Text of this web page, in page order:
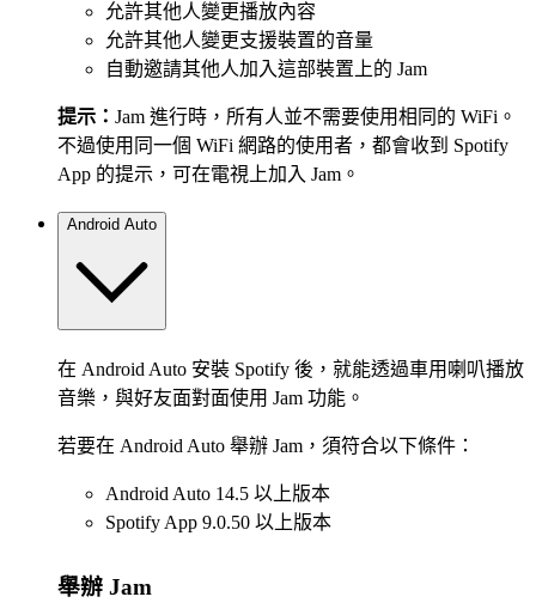
允許其他人變更播放內容
允許其他人變更支援裝置的音量
自動邀請其他人加入這部裝置上的 Jam
提示： Jam 進行時，所有人並不需要使用相同的 WiFi。
不過使用同一個 WiFi 網路的使用者，都會收到 Spotify
App 的提示，可在電視上加入 Jam。
Android Auto
在 Android Auto 安裝 Spotify 後，就能透過車用喇叭播放
音樂，與好友面對面使用 Jam 功能。
若要在 Android Auto 舉辦 Jam，須符合以下條件：
Android Auto 14.5 以上版本
Spotify App 9.0.50 以上版本
舉辦 Jam